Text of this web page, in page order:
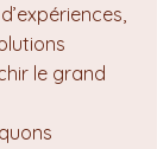
le grand